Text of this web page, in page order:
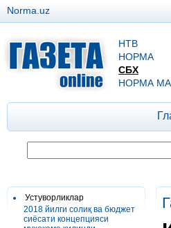
Norma.uz
НТВ
НОРМА
СБХ
НОРМА
Устуворликлар
2018 йилги солиқ ва бюджет
сиёсати концепцияси